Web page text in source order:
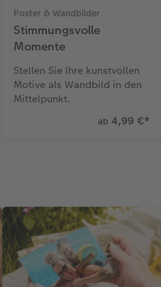
Poster & Wandbilder
Stimmungsvolle
Momente
Stellen Sie Ihre kunstvollen
Motive als Wandbild in den
Mittelpunkt.
ab 4,99 €*